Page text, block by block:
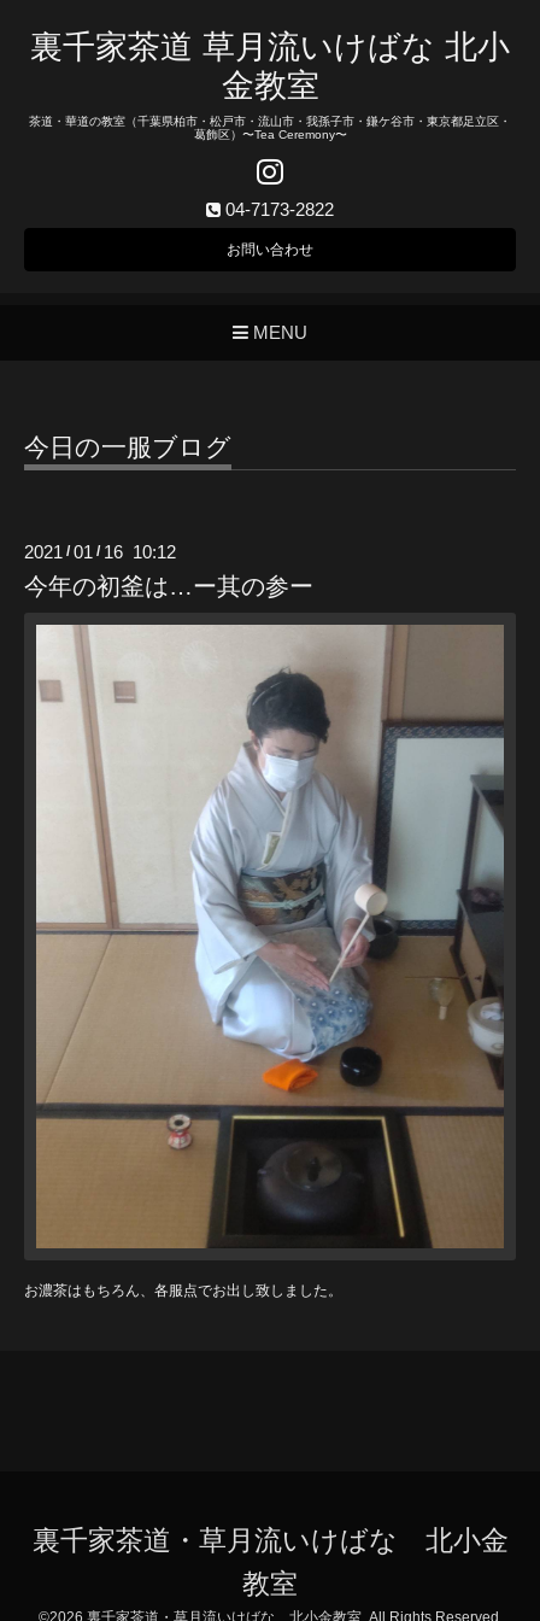
裏千家茶道 草月流いけばな 北小
金教室
茶道・華道の教室（千葉県柏市・松戸市・流山市・我孫子市・鎌ケ谷市・東京都足立区・
葛飾区）〜Tea Ceremony〜
04-7173-2822
お問い合わせ
MENU
今日の一服ブログ
2021 /01 / 16 10:12
今年の初釜は…ー其の参ー
お濃茶はもちろん、各服点でお出し致しました。
裏千家茶道・草月流いけばな 北小金
教室
©2026 裏千家茶道・草月流いけばな 北小金教室. All Rights Reserved.